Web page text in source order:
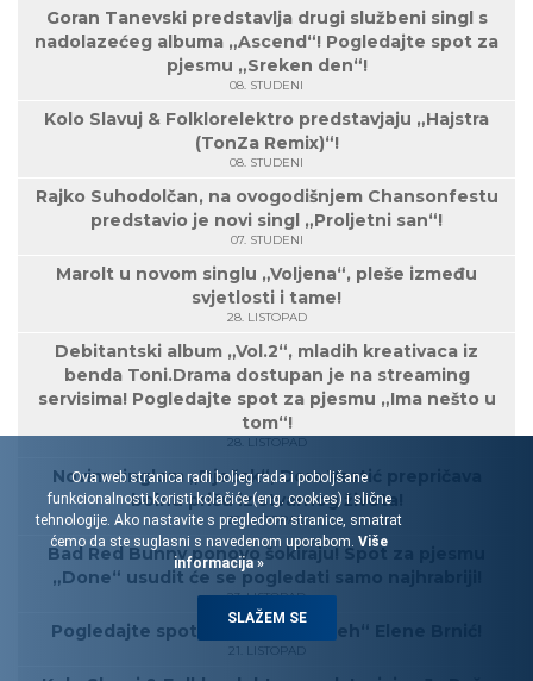
Goran Tanevski predstavlja drugi službeni singl s
nadolazećeg albuma „Ascend“! Pogledajte spot za
pjesmu „Sreken den“!
08. STUDENI
Kolo Slavuj & Folklorelektro predstavjaju „Hajstra
(TonZa Remix)“!
08. STUDENI
Rajko Suhodolčan, na ovogodišnjem Chansonfestu
predstavio je novi singl „Proljetni san“!
07. STUDENI
Marolt u novom singlu „Voljena“, pleše između
svjetlosti i tame!
28. LISTOPAD
Debitantski album „Vol.2“, mladih kreativaca iz
benda Toni.Drama dostupan je na streaming
servisima! Pogledajte spot za pjesmu „Ima nešto u
tom“!
28. LISTOPAD
Novim singlom „Dječak“, Dora Vestić prepričava
bolnu priču iz stvarnog života!
25. LISTOPAD
Bad Red Bunny ponovo šokiraju! Spot za pjesmu
„Done“ usudit će se pogledati samo najhrabriji!
23. LISTOPAD
Pogledajte spot za singl „Osmijeh“ Elene Brnić!
21. LISTOPAD
Ova web stranica radi boljeg rada i poboljšane
funkcionalnosti koristi kolačiće (eng. cookies) i slične
tehnologije. Ako nastavite s pregledom stranice, smatrat
ćemo da ste suglasni s navedenom uporabom. Više
informacija »
SLAŽEM SE